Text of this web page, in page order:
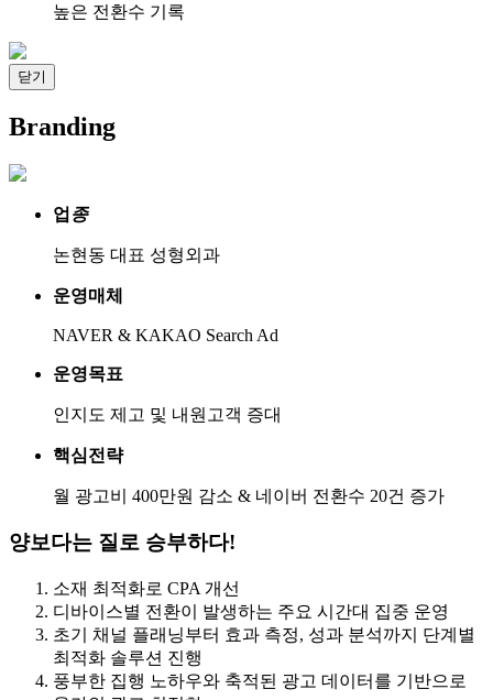
높은 전환수 기록
닫기
Branding
업 종
논현동 대표 성형외과
운영매체
NAVER & KAKAO Search Ad
운영목표
인지도 제고 및 내원고객 증대
핵심전략
월 광고비 400만원 감소 & 네이버 전환수 20건 증가
양보다는 질로 승부하다!
소재 최적화로 CPA 개선
디바이스별 전환이 발생하는 주요 시간대 집중 운영
초기 채널 플래닝부터 효과 측정, 성과 분석까지 단계별
최적화 솔루션 진행
풍부한 집행 노하우와 축적된 광고 데이터를 기반으로